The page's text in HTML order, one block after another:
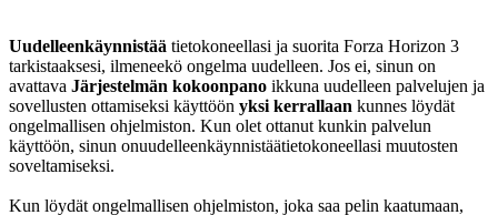
Uudelleenkäynnistää tietokoneellasi ja suorita Forza Horizon 3
tarkistaaksesi, ilmeneekö ongelma uudelleen. Jos ei, sinun on
avattava Järjestelmän kokoonpano ikkuna uudelleen palvelujen ja
sovellusten ottamiseksi käyttöön yksi kerrallaan kunnes löydät
ongelmallisen ohjelmiston. Kun olet ottanut kunkin palvelun
käyttöön, sinun onuudelleenkäynnistäätietokoneellasi muutosten
soveltamiseksi.
Kun löydät ongelmallisen ohjelmiston, joka saa pelin kaatumaan,